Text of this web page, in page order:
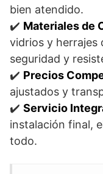
bien atendido.
✔️ Materiales de
vidrios y herrajes
seguridad y
✔️ Precios
ajustados y
✔️ Servicio
instalación final,
todo.